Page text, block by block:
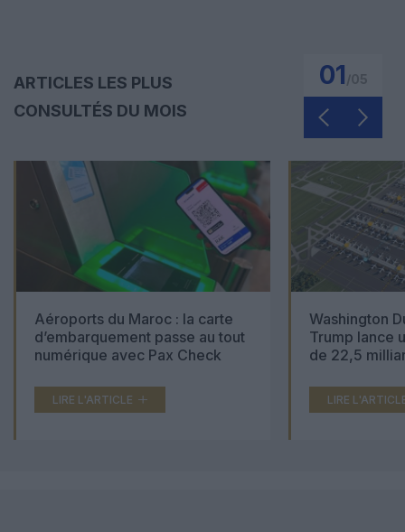
ARTICLES LES PLUS
CONSULTÉS DU MOIS
01
Aéroports du Maroc : la carte
d’embarquement passe au tout
numérique avec Pax Check
LIRE L'ARTICLE
Washington
Trump lance
de 22,5
LIRE